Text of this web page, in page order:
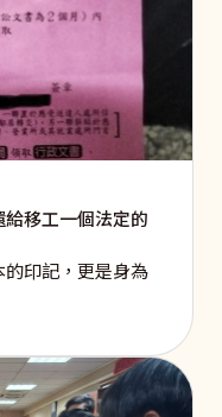
移工一個法定的
印記，更是身為